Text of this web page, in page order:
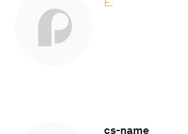
E.
cs-name